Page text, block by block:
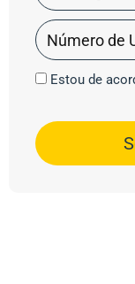
Estou de